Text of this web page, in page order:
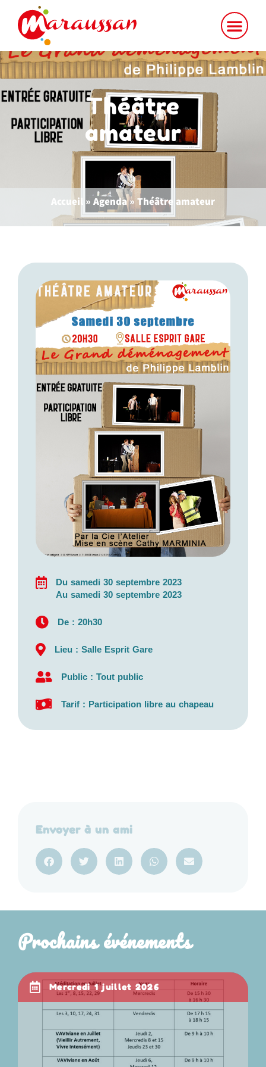
Théâtre
amateur
Accueil » Agenda»Théâtre amateur
Du samedi 30 septembre 2023
Au samedi 30 septembre 2023
De : 20h30
Lieu : Salle Esprit Gare
Public : Tout public
Tarif : Participation libre au chapeau
Envoyer à un ami
Prochains événements
mercredi 1 juillet 2026